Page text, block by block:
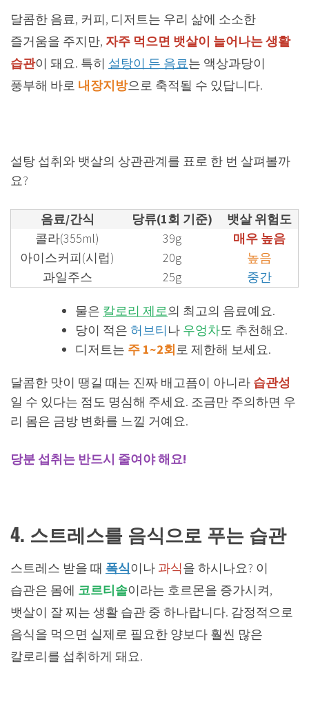
달콤한 음료, 커피, 디저트는 우리 삶에 소소한
즐거움을 주지만, 자주 먹으면 뱃살이 늘어나는 생활
습관이 돼요. 특히 설탕이 든 음료는 액상과당이
풍부해 바로 내장지방으로 축적될 수 있답니다.
설탕 섭취와 뱃살의 상관관계를 표로 한 번 살펴볼까
요?
음료/간식 당류(1회 기준)
뱃살 위험도
콜라(355ml)
39g
매우 높음
아이스커피(시럽)
20g
높음
과일주스
25g 중간
물은 칼로리 제로의 최고의 음료예요.
당이 적은 허브티나 우엉차도 추천해요.
디저트는 주 1~2회로 제한해 보세요.
달콤한 맛이 땡길 때는 진짜 배고픔이 아니라 습관성
일 수 있다는 점도 명심해 주세요. 조금만 주의하면 우
리 몸은 금방 변화를 느낄 거예요.
당분 섭취는 반드시 줄여야 해요!
4. 스트레스를 음식으로 푸는 습관
스트레스 받을 때 폭식이나 과식을 하시나요? 이
습관은 몸에 코르티솔이라는 호르몬을 증가시켜,
뱃살이 잘 찌는 생활 습관 중 하나랍니다. 감정적으로
음식을 먹으면 실제로 필요한 양보다 훨씬 많은
칼로리를 섭취하게 돼요.